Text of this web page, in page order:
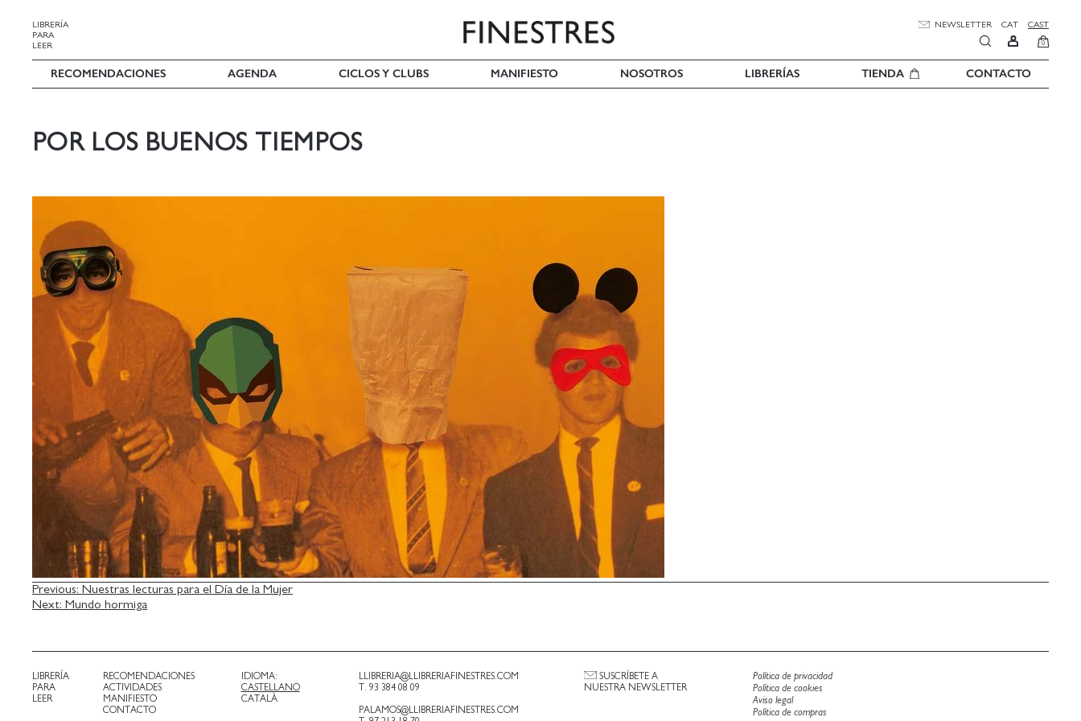
LIBRERÍA
PARA
LEER
NEWSLETTER CAT CAST
0
RECOMENDACIONES AGENDA CICLOS Y CLUBS MANIFIESTO NOSOTROS LIBRERÍAS TIENDA CONTACTO
POR LOS BUENOS TIEMPOS
NAVEGACIÓN
DE
Previous: Nuestras lecturas para el Día de la Mujer
Next: Mundo hormiga
LIBRERÍA
PARA
LEER
RECOMENDACIONES
ACTIVIDADES
MANIFIESTO
CONTACTO
IDIOMA:
CASTELLANO
CATALÀ
LLIBRERIA@LLIBRERIAFINESTRES.COM
T. 93 384 08 09
PALAMOS@LLIBRERIAFINESTRES.COM
SUSCRÍBETE A
NUESTRA NEWSLETTER
Política de privacidad
Política de cookies
Aviso legal
Política de compras